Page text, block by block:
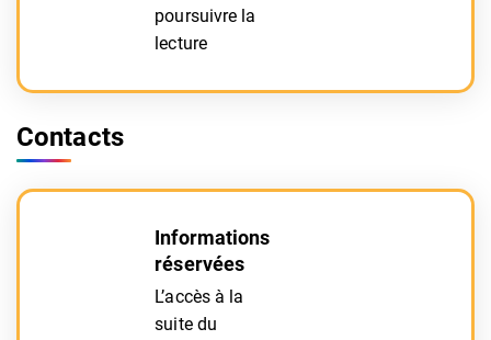
poursuivre la
lecture
Contacts
Informations
réservées
L’accès à la
suite du